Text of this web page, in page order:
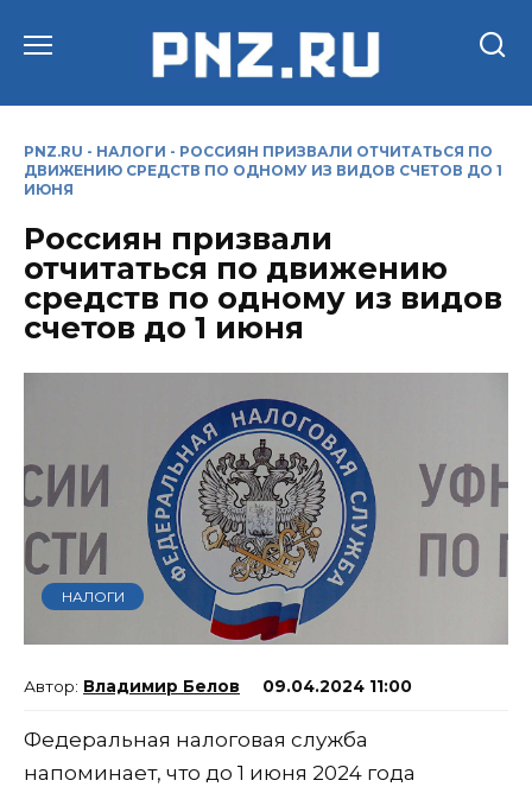
PNZ.RU - НАЛОГИ - РОССИЯН ПРИЗВАЛИ ОТЧИТАТЬСЯ ПО
ДВИЖЕНИЮ СРЕДСТВ ПО ОДНОМУ ИЗ ВИДОВ СЧЕТОВ ДО 1
ИЮНЯ
Россиян призвали
отчитаться по движению
средств по одному из видов
счетов до 1 июня
НАЛОГИ
Владимир Белов 09.04.2024 11:00
Федеральная налоговая служба
напоминает, что до 1 июня 2024 года